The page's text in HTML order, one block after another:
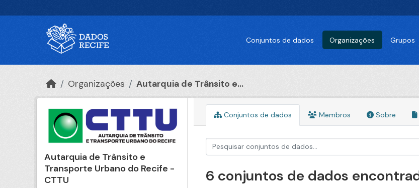
Conjuntos de dados Organizações Grupos
Organizações Autarquia de Trânsito e...
Autarquia de Trânsito e
Transporte Urbano do Recife -
CTTU
Conjuntos de dados Membros Sobre
6 conjuntos de dados